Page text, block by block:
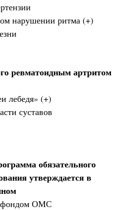
нарушении ритма (+)
ревматоидным артритом
лебедя» (+)
суставов
обязательного
утверждается в
фондом ОМС